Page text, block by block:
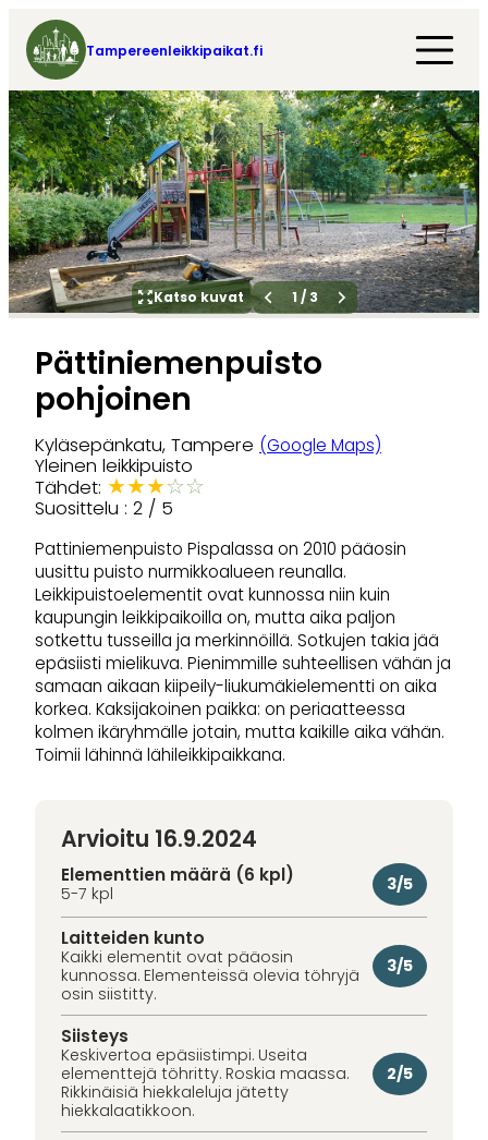
Tampereenleikkipaikat.fi
Katso kuvat 1 / 3
Pättiniemenpuisto
pohjoinen
Kyläsepänkatu, Tampere (Google Maps)
Yleinen leikkipuisto
Tähdet: ★★★☆☆
Suosittelu : 2 / 5
Pattiniemenpuisto Pispalassa on 2010 pääosin
uusittu puisto nurmikkoalueen reunalla.
Leikkipuistoelementit ovat kunnossa niin kuin
kaupungin leikkipaikoilla on, mutta aika paljon
sotkettu tusseilla ja merkinnöillä. Sotkujen takia jää
epäsiisti mielikuva. Pienimmille suhteellisen vähän ja
samaan aikaan kiipeily-liukumäkielementti on aika
korkea. Kaksijakoinen paikka: on periaatteessa
kolmen ikäryhmälle jotain, mutta kaikille aika vähän.
Toimii lähinnä lähileikkipaikkana.
Arvioitu 16.9.2024
Elementtien määrä (6 kpl)
5-7 kpl 3/5
Laitteiden kunto
Kaikki elementit ovat pääosin
kunnossa. Elementeissä olevia töhryjä
osin siistitty.
3/5
Siisteys
Keskivertoa epäsiistimpi. Useita
elementtejä töhritty. Roskia maassa.
Rikkinäisiä hiekkaleluja jätetty
hiekkalaatikkoon.
2/5